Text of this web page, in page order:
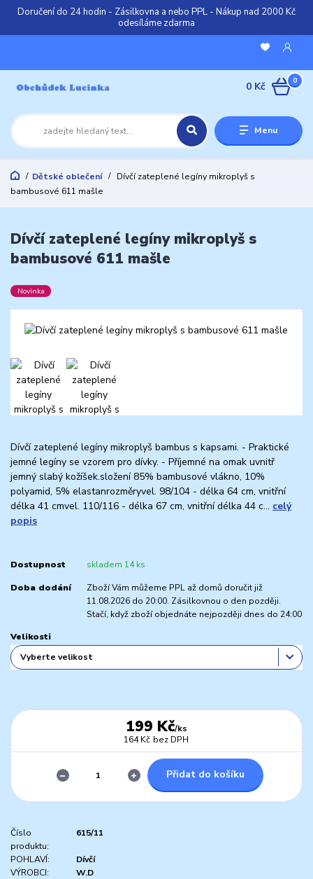
Doručení do 24 hodin - Zásilkovna a nebo PPL - Nákup nad 2000 Kč
odesíláme zdarma
Menu
0
0 Kč
Dětské oblečení
Dívčí zateplené legíny mikroplyš s
bambusové 611 mašle
Dívčí zateplené legíny mikroplyš s
bambusové 611 mašle
Novinka
Dívčí zateplené legíny mikroplyš bambus s kapsami. - Praktické
jemné legíny se vzorem pro dívky. - Příjemné na omak uvnitř
jemný slabý kožíšek.složení 85% bambusové vlákno, 10%
polyamid, 5% elastanrozměryvel. 98/104 - délka 64 cm, vnitřní
délka 41 cmvel. 110/116 - délka 67 cm, vnitřní délka 44 c... celý
popis
Dostupnost skladem 14 ks
Doba dodání
Zboží Vám můžeme PPL až domů doručit již
11.08.2026 do 20:00. Zásilkovnou o den později.
Stačí, když zboží objednáte nejpozději dnes do 24:00
Velikosti
199 Kč/ks
164 Kč bez DPH
Přidat do košíku
Číslo
produktu:
615/11
POHLAVÍ:
Dívčí
VÝROBCI:
W.D